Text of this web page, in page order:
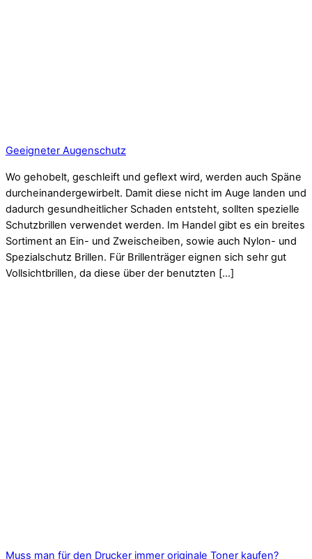
Geeigneter Augenschutz
Wo gehobelt, geschleift und geflext wird, werden auch Späne
durcheinandergewirbelt. Damit diese nicht im Auge landen und
dadurch gesundheitlicher Schaden entsteht, sollten spezielle
Schutzbrillen verwendet werden. Im Handel gibt es ein breites
Sortiment an Ein- und Zweischeiben, sowie auch Nylon- und
Spezialschutz Brillen. Für Brillenträger eignen sich sehr gut
Vollsichtbrillen, da diese über der benutzten […]
Muss man für den Drucker immer originale Toner kaufen?